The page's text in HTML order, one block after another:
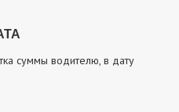
суммы водителю, в дату